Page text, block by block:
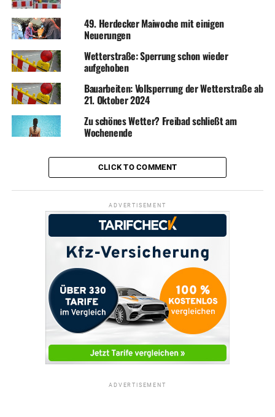
49. Herdecker Maiwoche mit einigen
Neuerungen
Wetterstraße: Sperrung schon wieder
aufgehoben
Bauarbeiten: Vollsperrung der Wetterstraße ab
21. Oktober 2024
Zu schönes Wetter? Freibad schließt am
Wochenende
CLICK TO COMMENT
ADVERTISEMENT
ADVERTISEMENT